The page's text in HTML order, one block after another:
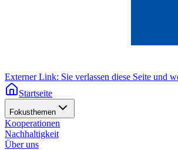
Externer Link: Sie verlassen diese Seite und
Startseite
Fokusthemen
Kooperationen
Nachhaltigkeit
Über uns